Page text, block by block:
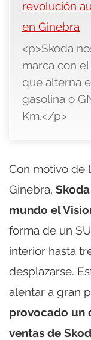
revolución
en Ginebra
<p>Skoda
marca con
que alterna
gasolina o
Km.</p>
Con motivo de
Ginebra,
mundo el
forma de un
interior hasta
desplazarse.
alentar a gran
provocado un
ventas de